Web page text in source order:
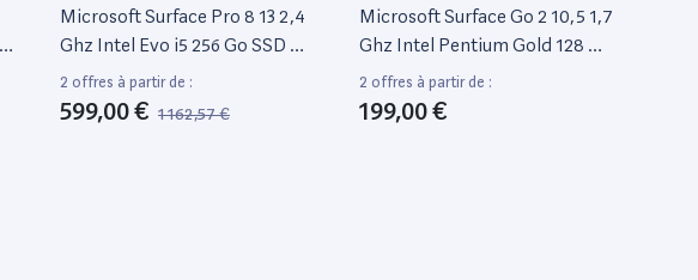
Microsoft Surface Pro 8 13 2,4
Ghz Intel Evo i5 256 Go SSD 8
Go Ram [Wi-Fi] Platine
2 offres à partir de :
599,00 € 1 162,57 €
Microsoft Surface Go 2 10,5 1,7
Ghz Intel Pentium Gold 128 Go
SSD [WiFi] Argent
2 offres à partir de :
199,00 €